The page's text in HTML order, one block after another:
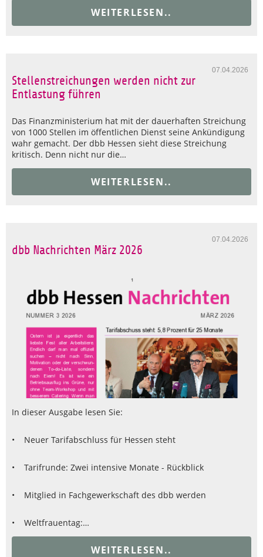
WEITERLESEN..
07.04.2026
Stellenstreichungen werden nicht zur
Entlastung führen
Das Finanzministerium hat mit der dauerhaften Streichung
von 1000 Stellen im öffentlichen Dienst seine Ankündigung
wahr gemacht. Der dbb Hessen sieht diese Streichung
kritisch. Denn nicht nur die…
WEITERLESEN..
07.04.2026
dbb Nachrichten März 2026
In dieser Ausgabe lesen Sie:
• Neuer Tarifabschluss für Hessen steht
• Tarifrunde: Zwei intensive Monate - Rückblick
• Mitglied in Fachgewerkschaft des dbb werden
• Weltfrauentag:…
WEITERLESEN..